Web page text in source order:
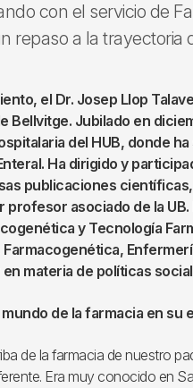
con el servicio de
repaso a la trayectoria
el Dr. Josep Llop
Bellvitge. Jubilado en
del HUB, donde
Ha dirigido y
publicaciones
profesor asociado de la
y Tecnología
materia de políticas
de la farmacia en su
de la farmacia de nuestro
Era muy conocido en